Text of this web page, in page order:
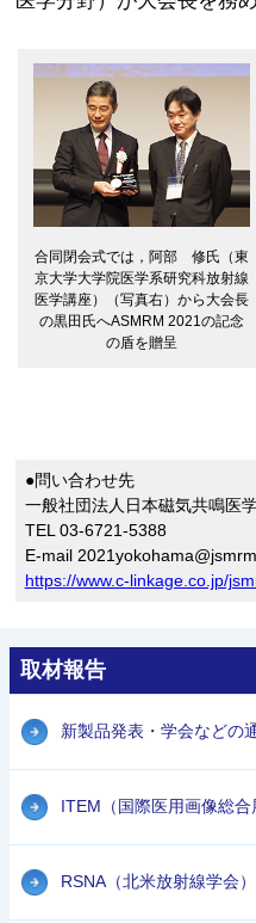
合同閉会式では，阿部 修氏（東
京大学大学院医学系研究科放射線
医学講座）（写真右）から大会長
の黒田氏へASMRM 2021の記念
の盾を贈呈
●問い合わせ先
一般社団法人日本磁気共鳴医
TEL 03-6721-5388
E-mail
https://www.c-linkage.co.jp/
取材報告
新製品発表・学会などの
ITEM（国際医用画像総合
RSNA（北米放射線学会）